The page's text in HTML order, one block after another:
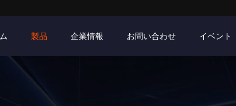
製品 企業情報 お問い合わせ イベント